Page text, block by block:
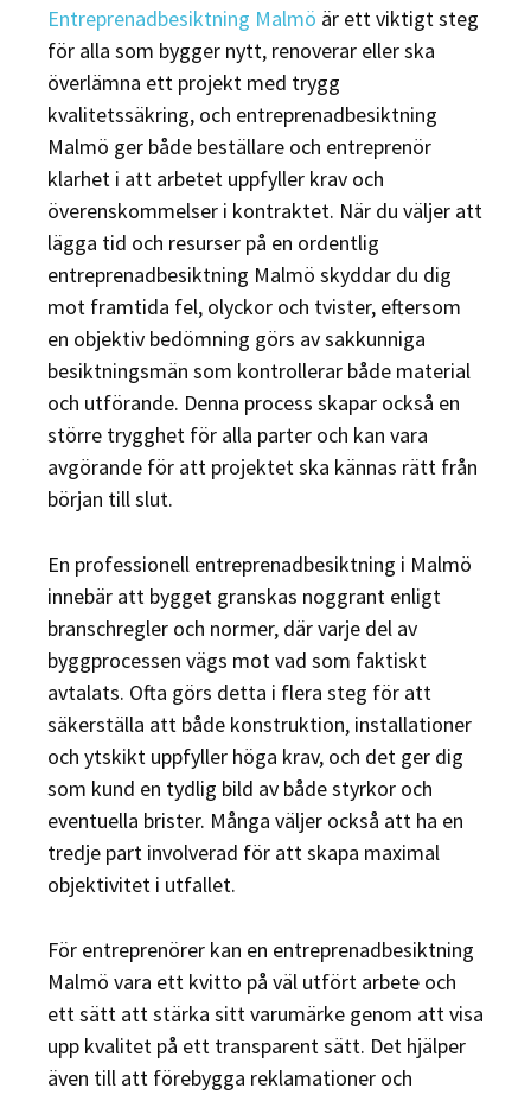
Entreprenadbesiktning Malmö är ett viktigt steg
för alla som bygger nytt, renoverar eller ska
överlämna ett projekt med trygg
kvalitetssäkring, och entreprenadbesiktning
Malmö ger både beställare och entreprenör
klarhet i att arbetet uppfyller krav och
överenskommelser i kontraktet. När du väljer att
lägga tid och resurser på en ordentlig
entreprenadbesiktning Malmö skyddar du dig
mot framtida fel, olyckor och tvister, eftersom
en objektiv bedömning görs av sakkunniga
besiktningsmän som kontrollerar både material
och utförande. Denna process skapar också en
större trygghet för alla parter och kan vara
avgörande för att projektet ska kännas rätt från
början till slut.
En professionell entreprenadbesiktning i Malmö
innebär att bygget granskas noggrant enligt
branschregler och normer, där varje del av
byggprocessen vägs mot vad som faktiskt
avtalats. Ofta görs detta i flera steg för att
säkerställa att både konstruktion, installationer
och ytskikt uppfyller höga krav, och det ger dig
som kund en tydlig bild av både styrkor och
eventuella brister. Många väljer också att ha en
tredje part involverad för att skapa maximal
objektivitet i utfallet.
För entreprenörer kan en entreprenadbesiktning
Malmö vara ett kvitto på väl utfört arbete och
ett sätt att stärka sitt varumärke genom att visa
upp kvalitet på ett transparent sätt. Det hjälper
även till att förebygga reklamationer och